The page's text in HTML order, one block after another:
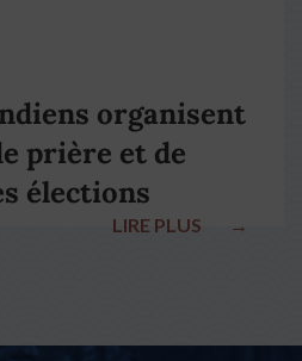
organisent
prière et de
élections
LIRE PLUS →